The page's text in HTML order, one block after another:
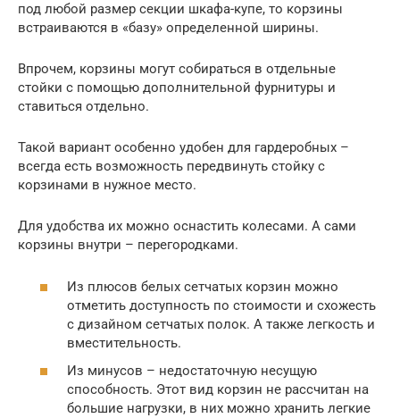
под любой размер секции шкафа-купе, то корзины
встраиваются в «базу» определенной ширины.
Впрочем, корзины могут собираться в отдельные
стойки с помощью дополнительной фурнитуры и
ставиться отдельно.
Такой вариант особенно удобен для гардеробных –
всегда есть возможность передвинуть стойку с
корзинами в нужное место.
Для удобства их можно оснастить колесами. А сами
корзины внутри – перегородками.
Из плюсов белых сетчатых корзин можно
отметить доступность по стоимости и схожесть
с дизайном сетчатых полок. А также легкость и
вместительность.
Из минусов – недостаточную несущую
способность. Этот вид корзин не рассчитан на
большие нагрузки, в них можно хранить легкие